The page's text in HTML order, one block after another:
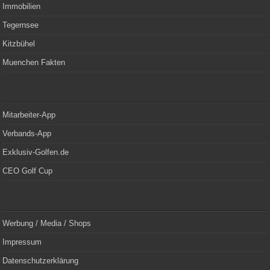
Immobilien
Tegernsee
Kitzbühel
Muenchen Fakten
Mitarbeiter-App
Verbands-App
Exklusiv-Golfen.de
CEO Golf Cup
Werbung / Media / Shops
Impressum
Datenschutzerklärung